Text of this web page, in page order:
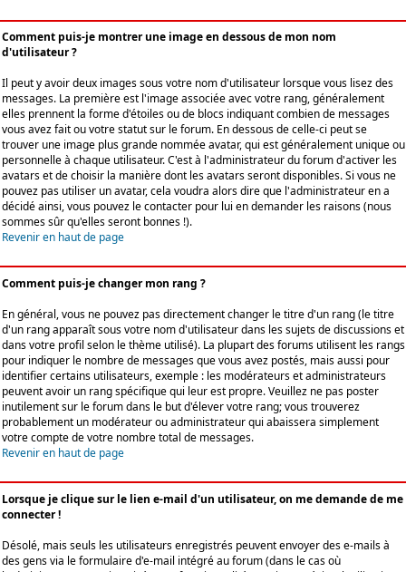
Comment puis-je montrer une image en dessous de mon nom
d'utilisateur ?
Il peut y avoir deux images sous votre nom d'utilisateur lorsque vous lisez des
messages. La première est l'image associée avec votre rang, généralement
elles prennent la forme d'étoiles ou de blocs indiquant combien de messages
vous avez fait ou votre statut sur le forum. En dessous de celle-ci peut se
trouver une image plus grande nommée avatar, qui est généralement unique ou
personnelle à chaque utilisateur. C'est à l'administrateur du forum d'activer les
avatars et de choisir la manière dont les avatars seront disponibles. Si vous ne
pouvez pas utiliser un avatar, cela voudra alors dire que l'administrateur en a
décidé ainsi, vous pouvez le contacter pour lui en demander les raisons (nous
sommes sûr qu'elles seront bonnes !).
Revenir en haut de page
Comment puis-je changer mon rang ?
En général, vous ne pouvez pas directement changer le titre d'un rang (le titre
d'un rang apparaît sous votre nom d'utilisateur dans les sujets de discussions et
dans votre profil selon le thème utilisé). La plupart des forums utilisent les rangs
pour indiquer le nombre de messages que vous avez postés, mais aussi pour
identifier certains utilisateurs, exemple : les modérateurs et administrateurs
peuvent avoir un rang spécifique qui leur est propre. Veuillez ne pas poster
inutilement sur le forum dans le but d'élever votre rang; vous trouverez
probablement un modérateur ou administrateur qui abaissera simplement
votre compte de votre nombre total de messages.
Revenir en haut de page
Lorsque je clique sur le lien e-mail d'un utilisateur, on me demande de me
connecter !
Désolé, mais seuls les utilisateurs enregistrés peuvent envoyer des e-mails à
des gens via le formulaire d'e-mail intégré au forum (dans le cas où